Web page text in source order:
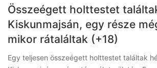
Összeégett holttestet
Kiskunmajsán, egy része
mikor rátaláltak (+18)
Egy teljesen összeégett holttestet találtak